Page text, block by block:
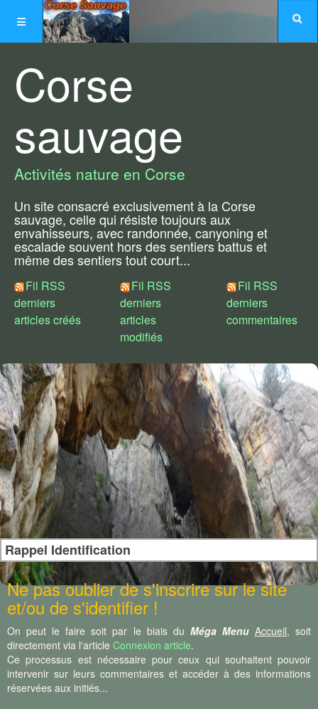
Corse
sauvage
Activités nature en Corse
Un site consacré exclusivement à la Corse
sauvage, celle qui résiste toujours aux
envahisseurs, avec randonnée, canyoning et
escalade souvent hors des sentiers battus et
même des sentiers tout court...
Fil RSS
derniers
articles créés
Fil RSS
derniers
articles
modifiés
Fil RSS
derniers
commentaires
Choix de styles :
Rappel Identification
Ne pas oublier de s'inscrire sur le site
et/ou de s'identifier !
On peut le faire soit par le biais du Méga Menu Accueil, soit
directement via l'article Connexion article.
Ce processus est nécessaire pour ceux qui souhaitent pouvoir
intervenir sur leurs commentaires et accéder à des informations
réservées aux initiés...